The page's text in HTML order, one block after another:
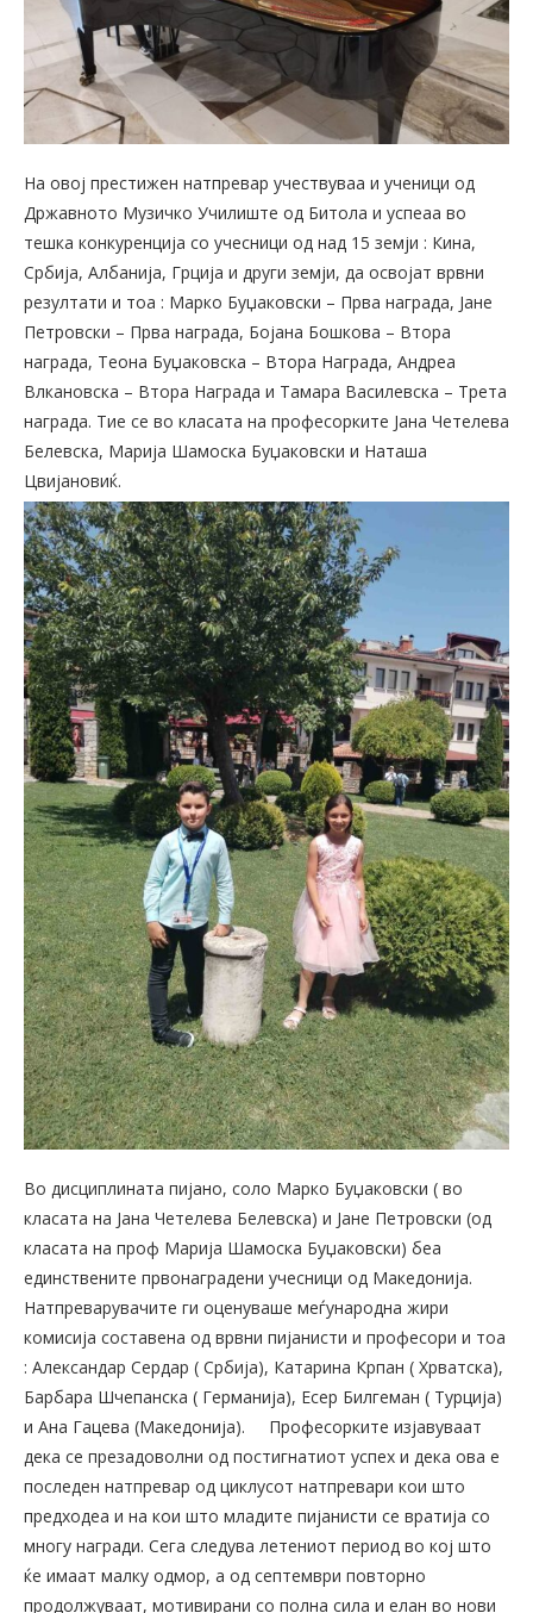
На овој престижен натпревар учествуваа и ученици од
Државното Музичко Училиште од Битола и успеаа во
тешка конкуренција со учесници од над 15 земји : Кина,
Србија, Албанија, Грција и други земји, да освојат врвни
резултати и тоа : Марко Буџаковски – Прва награда, Јане
Петровски – Прва награда, Бојана Бошкова – Втора
награда, Теона Буџаковска – Втора Награда, Андреа
Влкановска – Втора Награда и Тамара Василевска – Трета
награда. Тие се во класата на професорките Јана Четелева
Белевска, Марија Шамоска Буџаковски и Наташа
Цвијановиќ.
Во дисциплината пијано, соло Марко Буџаковски ( во
класата на Јана Четелева Белевска) и Јане Петровски (од
класата на проф Марија Шамоска Буџаковски) беа
единствените првонаградени учесници од Македонија.
Натпреварувачите ги оценуваше меѓународна жири
комисија составена од врвни пијанисти и професори и тоа
: Александар Сердар ( Србија), Катарина Крпан ( Хрватска),
Барбара Шчепанска ( Германија), Есер Билгеман ( Турција)
и Ана Гацева (Македонија).
Професорките изјавуваат
дека се презадоволни од постигнатиот успех и дека ова е
последен натпревар од циклусот натпревари кои што
предходеа и на кои што младите пијанисти се вратија со
многу награди. Сега следува летениот период во кој што
ќе имаат малку одмор, а од септември повторно
продолжуваат, мотивирани со полна сила и елан во нови